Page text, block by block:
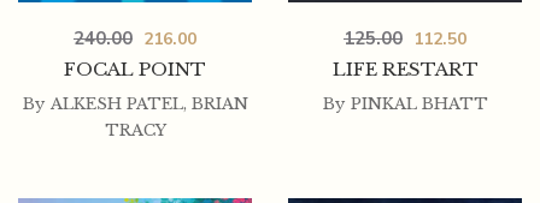
FOCAL POINT
240.00 216.00
By ALKESH PATEL, BRIAN
TRACY
LIFE RESTART
125.00 112.50
By PINKAL BHATT